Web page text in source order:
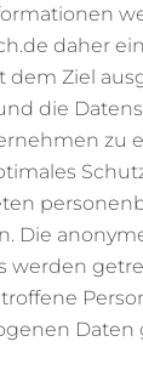
daher
dem Ziel
die
zu
Die
werden
Daten